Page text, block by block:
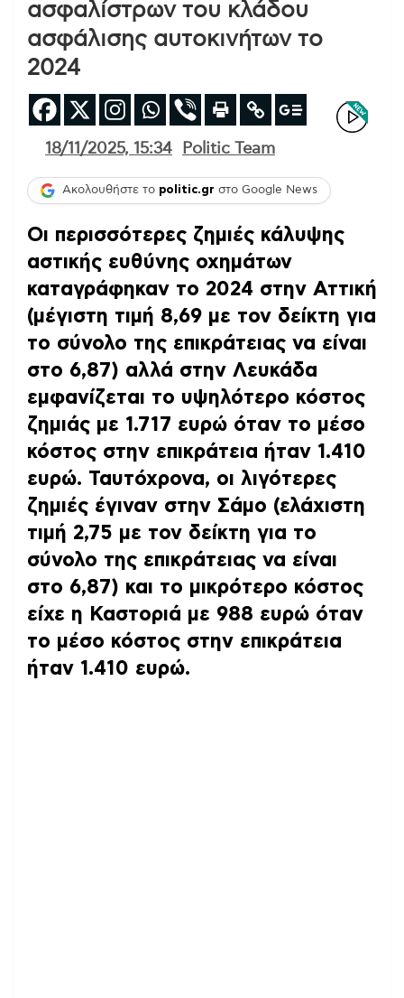
ασφαλίστρων του κλάδου
ασφάλισης αυτοκινήτων το
2024
18/11/2025, 15:34 Politic Team
Ακολουθήστε το politic.gr στο Google News
Οι περισσότερες ζημιές κάλυψης
αστικής ευθύνης οχημάτων
καταγράφηκαν το 2024 στην Αττική
(μέγιστη τιμή 8,69 με τον δείκτη για
το σύνολο της επικράτειας να είναι
στο 6,87) αλλά στην Λευκάδα
εμφανίζεται το υψηλότερο κόστος
ζημιάς με 1.717 ευρώ όταν το μέσο
κόστος στην επικράτεια ήταν 1.410
ευρώ. Ταυτόχρονα, οι λιγότερες
ζημιές έγιναν στην Σάμο (ελάχιστη
τιμή 2,75 με τον δείκτη για το
σύνολο της επικράτειας να είναι
στο 6,87) και το μικρότερο κόστος
είχε η Καστοριά με 988 ευρώ όταν
το μέσο κόστος στην επικράτεια
ήταν 1.410 ευρώ.